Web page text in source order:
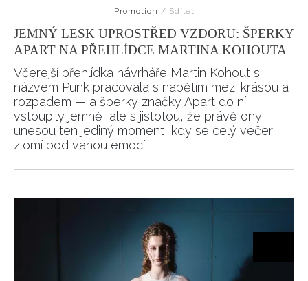
Promotion / Sdílet
JEMNÝ LESK UPROSTŘED VZDORU: ŠPERKY
APART NA PŘEHLÍDCE MARTINA KOHOUTA
Včerejší přehlídka návrháře Martin Kohout s
názvem Punk pracovala s napětím mezi krásou a
rozpadem — a šperky značky Apart do ní
vstoupily jemně, ale s jistotou, že právě ony
unesou ten jediný moment, kdy se celý večer
zlomí pod vahou emocí.